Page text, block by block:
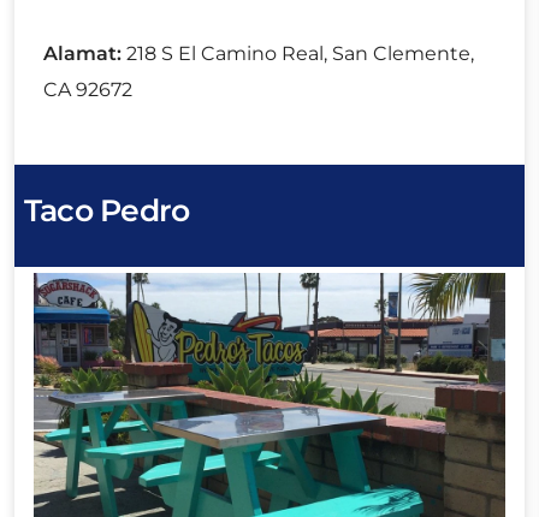
Alamat: 218 S El Camino Real, San Clemente,
CA 92672
Taco Pedro